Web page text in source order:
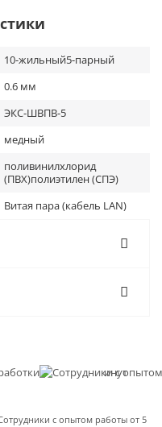
10-жильный5-парный
0.6 мм
ЭКС-ШВПВ-5
медный
поливинилхлорид
(ПВХ)полиэтилен (СПЭ)
Витая пара (кабель LAN)
с опытом работы от 5